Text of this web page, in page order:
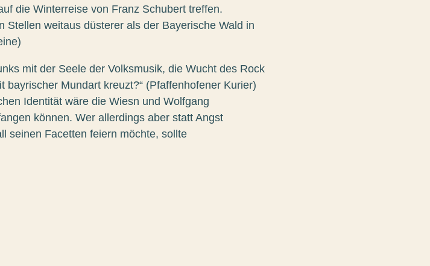
die Winterreise von Franz Schubert treffen.
weitaus düsterer als der Bayerische Wald in
mit der Seele der Volksmusik, die Wucht des Rock
Mundart kreuzt?“ (Pfaffenhofener Kurier)
Identität wäre die Wiesn und Wolfgang
können. Wer allerdings aber statt Angst
seinen Facetten feiern möchte, sollte